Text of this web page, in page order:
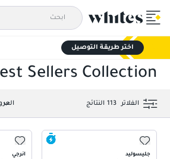
اختر طريقة التوصيل
Sellers Collection
الفلاتر 113 النتائج
جليسوليد انرجي